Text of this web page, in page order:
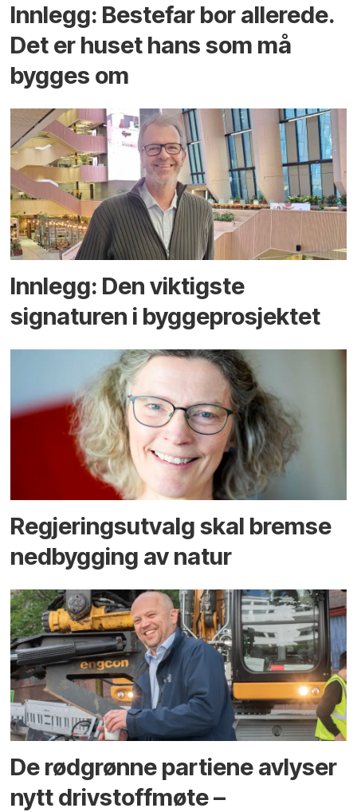
Innlegg: Bestefar bor allerede.
Det er huset hans som må
bygges om
Innlegg: Den viktigste
signaturen i bygge­­prosjektet
Regjerings­utvalg skal bremse
ned­bygging av natur
De rødgrønne partiene avlyser
nytt drivstoffmøte –